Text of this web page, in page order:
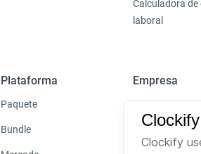
Calculadora de
laboral
Plataforma
Paquete
Bundle
Empresa
Sobre nosotros
Carreras
Clockify